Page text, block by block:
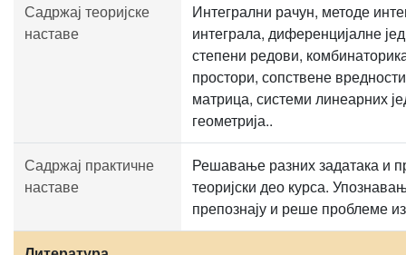
Садржај теоријске
наставе
Интегрални рачун, методе
интеграла, диференцијалне
степени редови,
простори, сопствене
матрица, системи линеарних
геометрија..
Садржај практичне
наставе
Решавање разних задатака и
теоријски део курса.
препознају и реше проблеме